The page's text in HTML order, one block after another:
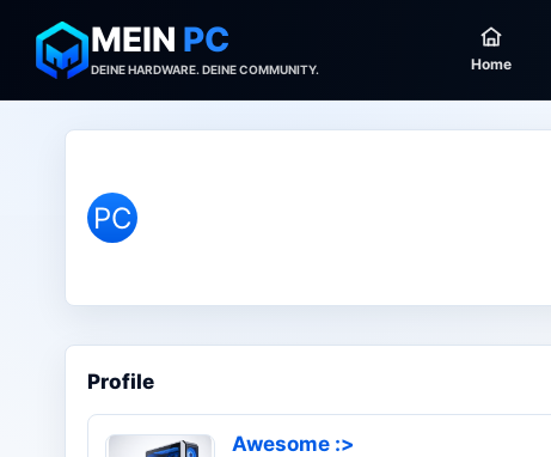
MEIN PC
DEINE HARDWARE. DEINE COMMUNITY. Home
PC
Profile
Awesome :>